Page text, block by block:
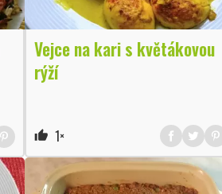
Vejce na kari s květákovou
rýží
thumb_up 1×